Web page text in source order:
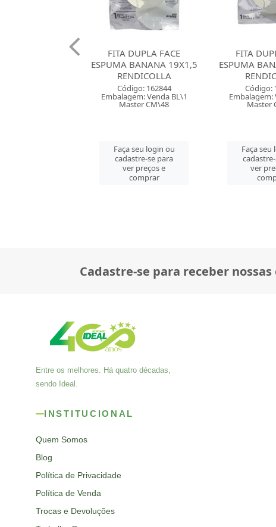
FITA DUPLA FACE
ESPUMA BANANA 19X5,5
RENDICOLLA
Código: 162845
Embalagem: Venda BL\1
Master CM\24
Faça seu login ou
cadastre-se para
ver preços e
comprar
FITA DUPLA
DELI
Código:
Embalagem:
Master
Faça seu
ver
Cadastre-se para receber
Entre os melhores. Há quatro décadas,
sendo Ideal.
INSTITUCIONAL
Quem Somos
Blog
Política de Privacidade
Política de Venda
Trocas e Devoluções